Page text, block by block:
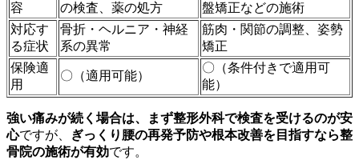
容
の検査、薬の処方
盤矯正などの施術
対応す
る症状
骨折・ヘルニア・神経
系の異常
筋肉・関節の調整、姿勢
矯正
保険適
用
〇（適用可能）
〇（条件付きで適用可
能）
強い痛みが続く場合は、まず整形外科で検査を受けるのが安
心ですが、
ぎっくり腰の再発予防や根本改善を目指すなら整
骨院の施術が有効です。